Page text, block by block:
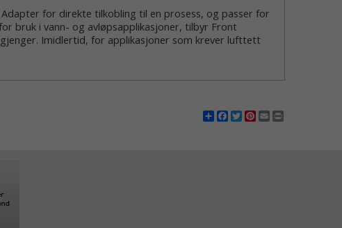
for direkte tilkobling til en prosess, og passer for
bruk i vann- og avløpsapplikasjoner, tilbyr Front
Imidlertid, for applikasjoner som krever lufttett
ShareFacebook
Twitter
Pinterest
Email